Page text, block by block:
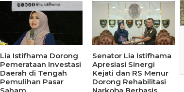
Lia Istifhama Dorong
Pemerataan Investasi
Daerah di Tengah
Pemulihan Pasar
Senator Lia Istifhama
Apresiasi Sinergi
Kejati dan RS Menur
Dorong Rehabilitasi